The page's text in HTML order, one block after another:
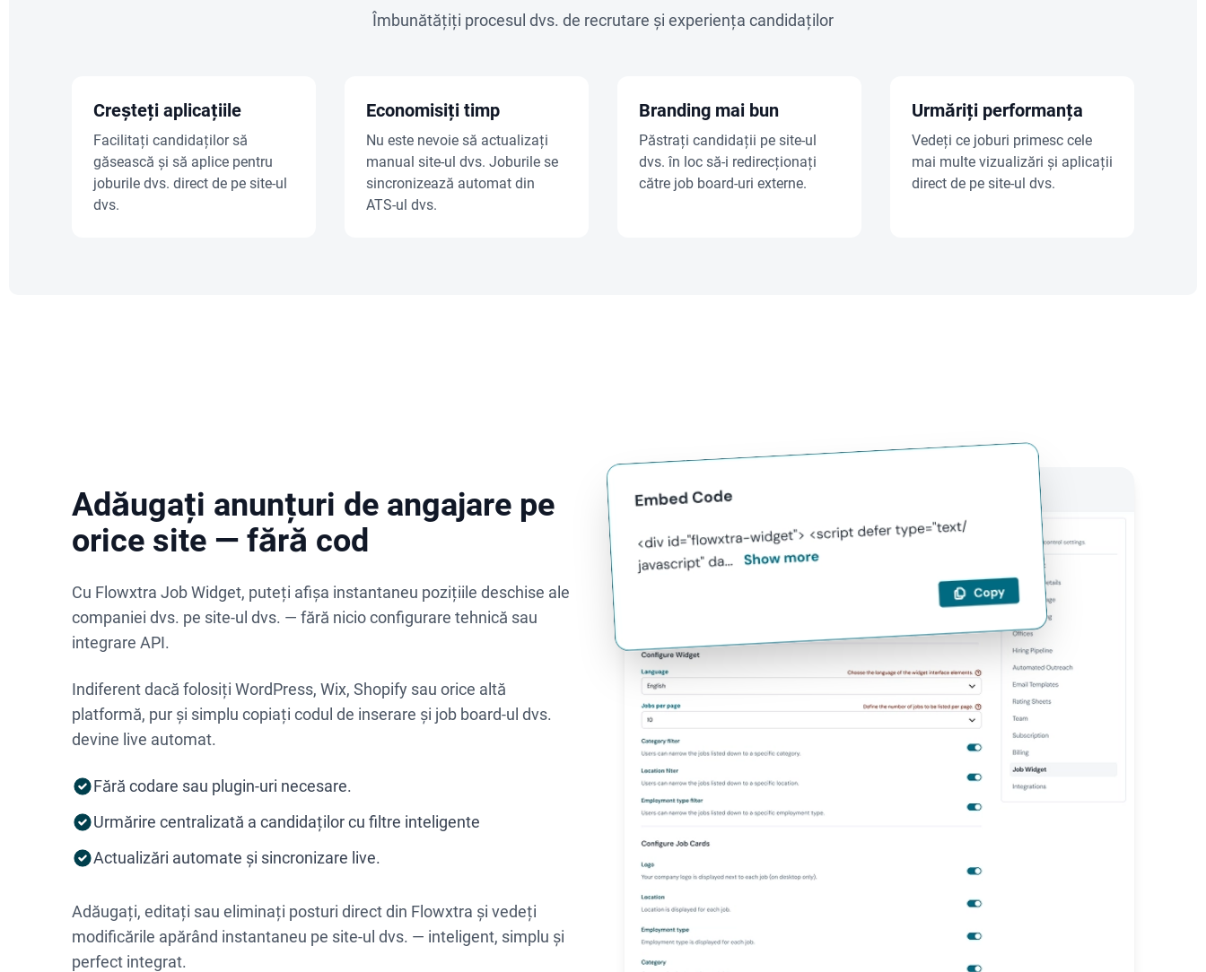
Îmbunătățiți procesul dvs. de recrutare și experiența candidaților
Creșteți aplicațiile
Facilitați candidaților să
găsească și să aplice pentru
joburile dvs. direct de pe site-ul
dvs.
Economisiți timp
Nu este nevoie să actualizați
manual site-ul dvs. Joburile se
sincronizează automat din
ATS-ul dvs.
Branding mai bun
Păstrați candidații pe site-ul
dvs. în loc să-i redirecționați
către job board-uri externe.
Urmăriți performanța
Vedeți ce joburi primesc cele
mai multe vizualizări și aplicații
direct de pe site-ul dvs.
Adăugați anunțuri de angajare pe
orice site — fără cod
Cu Flowxtra Job Widget, puteți afișa instantaneu pozițiile deschise ale
companiei dvs. pe site-ul dvs. — fără nicio configurare tehnică sau
integrare API.
Indiferent dacă folosiți WordPress, Wix, Shopify sau orice altă
platformă, pur și simplu copiați codul de inserare și job board-ul dvs.
devine live automat.
Fără codare sau plugin-uri necesare.
Urmărire centralizată a candidaților cu filtre inteligente
Actualizări automate și sincronizare live.
Adăugați, editați sau eliminați posturi direct din Flowxtra și vedeți
modificările apărând instantaneu pe site-ul dvs. — inteligent, simplu și
perfect integrat.
Exemplu de cod de inserare Job Widget pentru integrarea pe site.